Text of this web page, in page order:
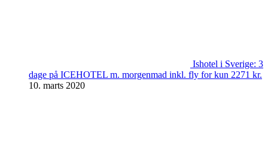
Ishotel i Sverige: 3
dage på ICEHOTEL m. morgenmad inkl. fly for kun 2271 kr.
10. marts 2020